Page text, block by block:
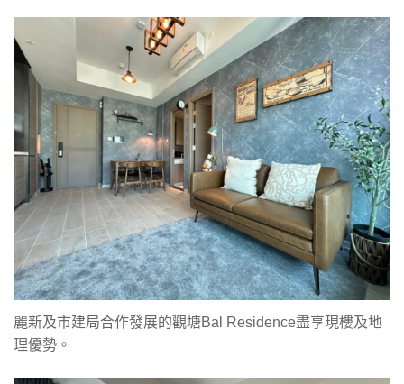
麗新及市建局合作發展的觀塘Bal Residence盡享現樓及地
理優勢。